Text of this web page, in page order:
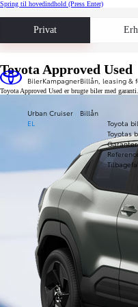
Spring til hovedindhold (Press Enter)
Privat
Biler
Urban Cruiser
EL
KampagnerBillån, leasing &
Billån
Toyota
Toyotas
Toyota Approved Used
Toyota Approved Used er brugte biler med